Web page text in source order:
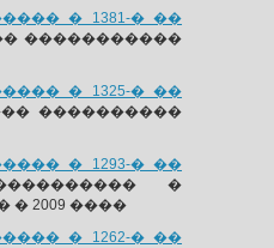
� 1381-� ��
�����������
� 1325-� ��
����������
� 1293-� ��
�
2009 ����
� 1262-� ��